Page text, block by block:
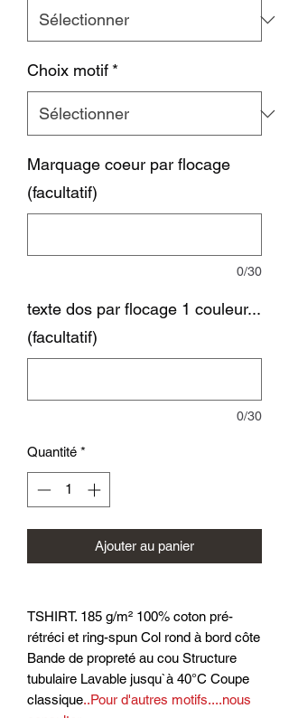
Choix motif *
Marquage coeur par flocage
(facultatif)
0/30
texte dos par flocage 1 couleur...
(facultatif)
0/30
Quantité *
Ajouter au panier
TSHIRT. 185 g/m² 100% coton pré-
rétréci et ring-spun Col rond à bord côte
Bande de propreté au cou Structure
tubulaire Lavable jusqu`à 40°C Coupe
classique..Pour d'autres motifs....nous